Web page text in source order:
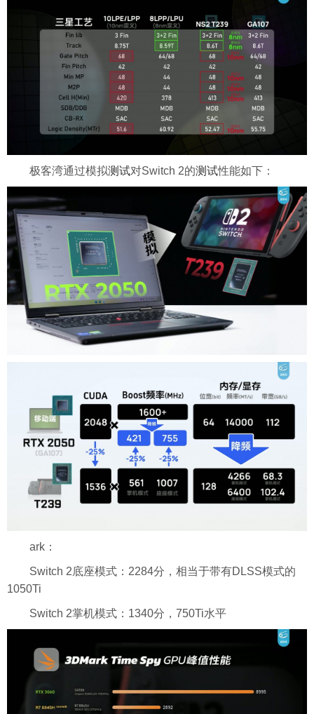
极客湾通过模拟测试对Switch 2的测试性能如下：
ark：
Switch 2底座模式：2284分，相当于带有DLSS模式的
1050Ti
Switch 2掌机模式：1340分，750Ti水平